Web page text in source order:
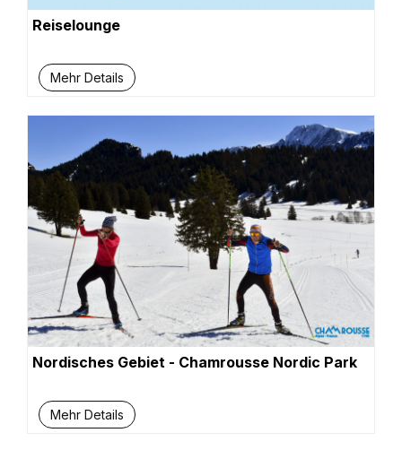
Reiselounge
Mehr Details
Nordisches Gebiet - Chamrousse Nordic Park
Mehr Details